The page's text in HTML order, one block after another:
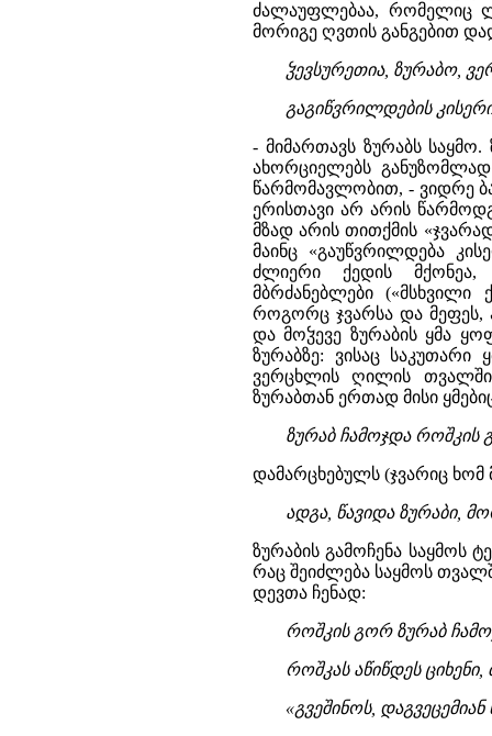
ძალაუფლებაა, რომელიც
მორიგე ღვთის განგებით
ჴევსურეთია, ზურაბო,
გაგიწვრილდების
- მიმართავს ზურაბს
ახორციელებს
წარმომავლობით, - ვიდრე
ერისთავი არ არის
მზად არის თითქმის
მაინც «გაუწვრილდება
ძლიერი ქედის მქონეა,
მბრძანებლები («მსხვილი
როგორც ჯვარსა და მეფეს,
და მოჴევე ზურაბის ყმა
ზურაბზე: ვისაც საკუთარი
ვერცხლის ღილის
ზურაბთან ერთად მისი
ზურაბ ჩამოჯდა როშკის
დამარცხებულს (ჯვარიც ხომ
ადგა, წავიდა ზურაბი,
ზურაბის გამოჩენა საყმოს
რაც შეიძლება საყმოს
დევთა ჩენად:
როშკის გორ ზურაბ
როშკას აწიწდეს
«გვეშინოს,